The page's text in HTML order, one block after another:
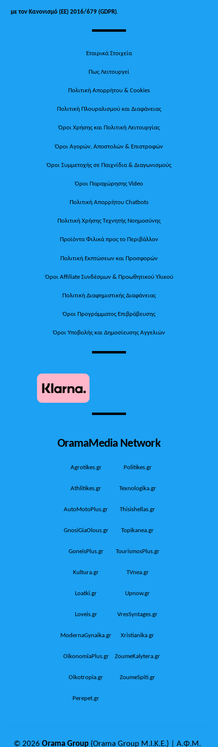
με τον Κανονισμό (ΕΕ) 2016/679 (GDPR).
Εταιρικά Στοιχεία
Πως Λειτουργεί
Πολιτική Απορρήτου & Cookies
Πολιτική Πλουραλισμού και Διαφάνειας
Όροι Χρήσης και Πολιτική Λειτουργίας
Όροι Αγορών, Αποστολών & Επιστροφών
Όροι Συμμετοχής σε Παιχνίδια & Διαγωνισμούς
Όροι Παραχώρησης Video
Πολιτική Απορρήτου Chatbots
Πολιτική Χρήσης Τεχνητής Νοημοσύνης
Προϊόντα Φιλικά προς το Περιβάλλον
Πολιτική Εκπτώσεων και Προσφορών
Όροι Affiliate Συνδέσμων & Προωθητικού Υλικού
Πολιτική Διαφημιστικής Διαφάνειας
Όροι Προγράμματος Επιβράβευσης
Όροι Υποβολής και Δημοσίευσης Αγγελιών
OramaMedia Network
Agrotikes.gr Politikes.gr
Athlitikes.gr Texnologika.gr
AutoMotoPlus.gr Thisishellas.gr
GnosiGiaOlous.gr Topikanea.gr
GoneisPlus.gr TourismosPlus.gr
Kultura.gr TVnea.gr
Loatki.gr Upnow.gr
Loveis.gr VresSyntages.gr
ModernaGynaika.gr Xristianika.gr
OikonomiaPlus.gr ZoumeKalytera.gr
Oikotropia.gr ZoumeSpiti.gr
Perepet.gr
© 2026Orama Group (Orama Group Μ.Ι.Κ.Ε.) | Α.Φ.Μ.